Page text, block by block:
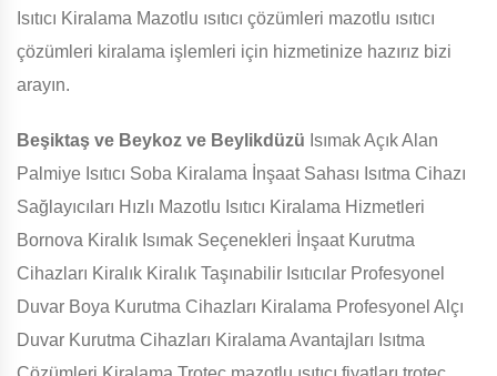
Isıtıcı Kiralama Mazotlu ısıtıcı çözümleri mazotlu ısıtıcı
çözümleri kiralama işlemleri için hizmetinize hazırız bizi
arayın.
Beşiktaş ve Beykoz ve Beylikdüzü Isımak Açık Alan
Palmiye Isıtıcı Soba Kiralama İnşaat Sahası Isıtma Cihazı
Sağlayıcıları Hızlı Mazotlu Isıtıcı Kiralama Hizmetleri
Bornova Kiralık Isımak Seçenekleri İnşaat Kurutma
Cihazları Kiralık Kiralık Taşınabilir Isıtıcılar Profesyonel
Duvar Boya Kurutma Cihazları Kiralama Profesyonel Alçı
Duvar Kurutma Cihazları Kiralama Avantajları Isıtma